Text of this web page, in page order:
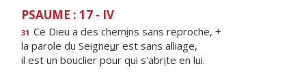
PSAUME : 17 - IV
31 Ce Dieu a des chemins sans reproche, +
la parole du Seigneur est sans alliage,
il est un bouclier pour qui s'abrite en lui.